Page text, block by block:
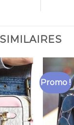
Promo !